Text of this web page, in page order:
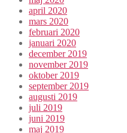
april 2020
mars 2020
februari 2020
januari 2020
december 2019
november 2019
oktober 2019
september 2019
augusti 2019
juli 2019
juni 2019
maj 2019